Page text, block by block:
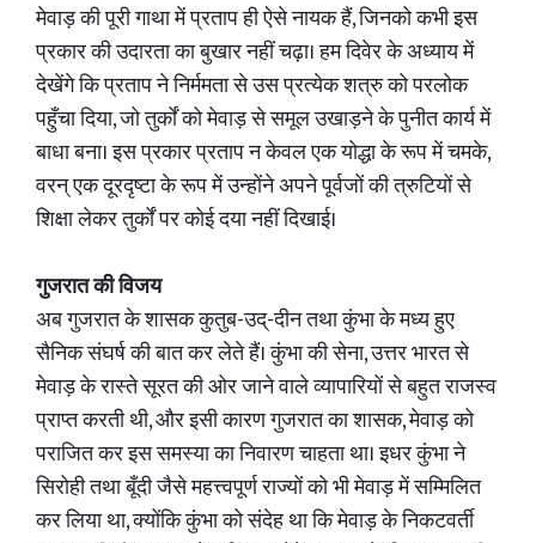
मेवाड़ की पूरी गाथा में प्रताप ही ऐसे नायक हैं, जिनको कभी इस
प्रकार की उदारता का बुखार नहीं चढ़ा। हम दिवेर के अध्याय में
देखेंगे कि प्रताप ने निर्ममता से उस प्रत्येक शत्रु को परलोक
पहुँचा दिया, जो तुर्कों को मेवाड़ से समूल उखाड़ने के पुनीत कार्य में
बाधा बना। इस प्रकार प्रताप न केवल एक योद्धा के रूप में चमके,
वरन् एक दूरदृष्टा के रूप में उन्होंने अपने पूर्वजों की त्रुटियों से
शिक्षा लेकर तुर्कों पर कोई दया नहीं दिखाई।
गुजरात की विजय
अब गुजरात के शासक कुतुब-उद्-दीन तथा कुंभा के मध्य हुए
सैनिक संघर्ष की बात कर लेते हैं। कुंभा की सेना, उत्तर भारत से
मेवाड़ के रास्ते सूरत की ओर जाने वाले व्यापारियों से बहुत राजस्व
प्राप्त करती थी, और इसी कारण गुजरात का शासक, मेवाड़ को
पराजित कर इस समस्या का निवारण चाहता था। इधर कुंभा ने
सिरोही तथा बूँदी जैसे महत्त्वपूर्ण राज्यों को भी मेवाड़ में सम्मिलित
कर लिया था, क्योंकि कुंभा को संदेह था कि मेवाड़ के निकटवर्ती